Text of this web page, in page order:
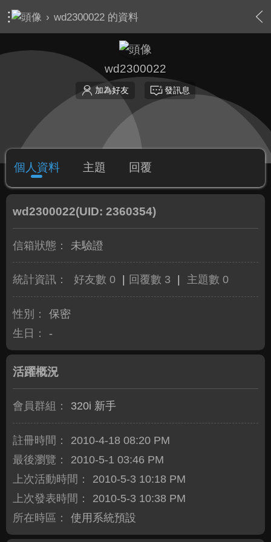
› wd2300022 的資料
wd2300022
加為好友 發訊息
個人資料 主題 回覆
wd2300022(UID: 2360354)
信箱狀態： 未驗證
統計資訊： 好友數 0 回覆數 3 主題數 0
性別：
保密
生日：
-
活躍概況
會員群組： 320i 新手
註冊時間：
2010-4-18 08:20 PM
最後瀏覽：
2010-5-1 03:46 PM
上次活動時間：
2010-5-3 10:18 PM
上次發表時間：
2010-5-3 10:38 PM
所在時區：
使用系統預設